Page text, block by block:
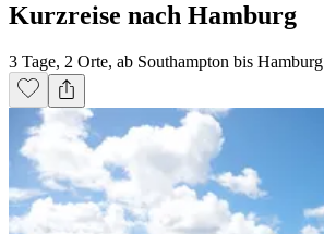
Kurzreise nach Hamburg
3 Tage, 2 Orte, ab Southampton bis Hamburg